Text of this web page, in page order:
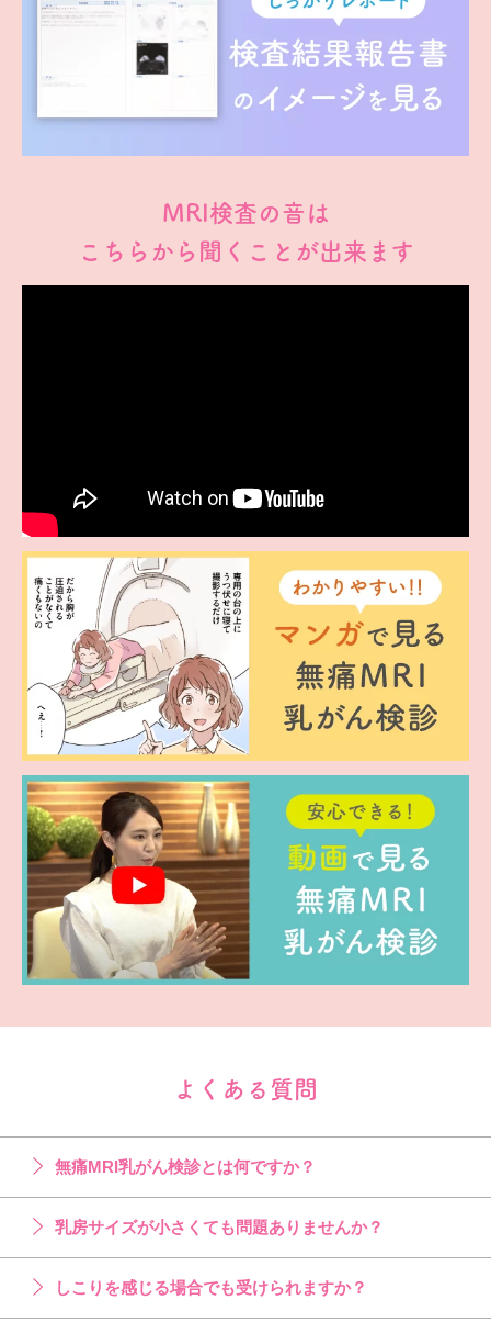
MRI検査の音は
こちらから聞くことが出来ます
よくある質問
無痛MRI乳がん検診とは何ですか？
乳房サイズが小さくても問題ありませんか？
しこりを感じる場合でも受けられますか？